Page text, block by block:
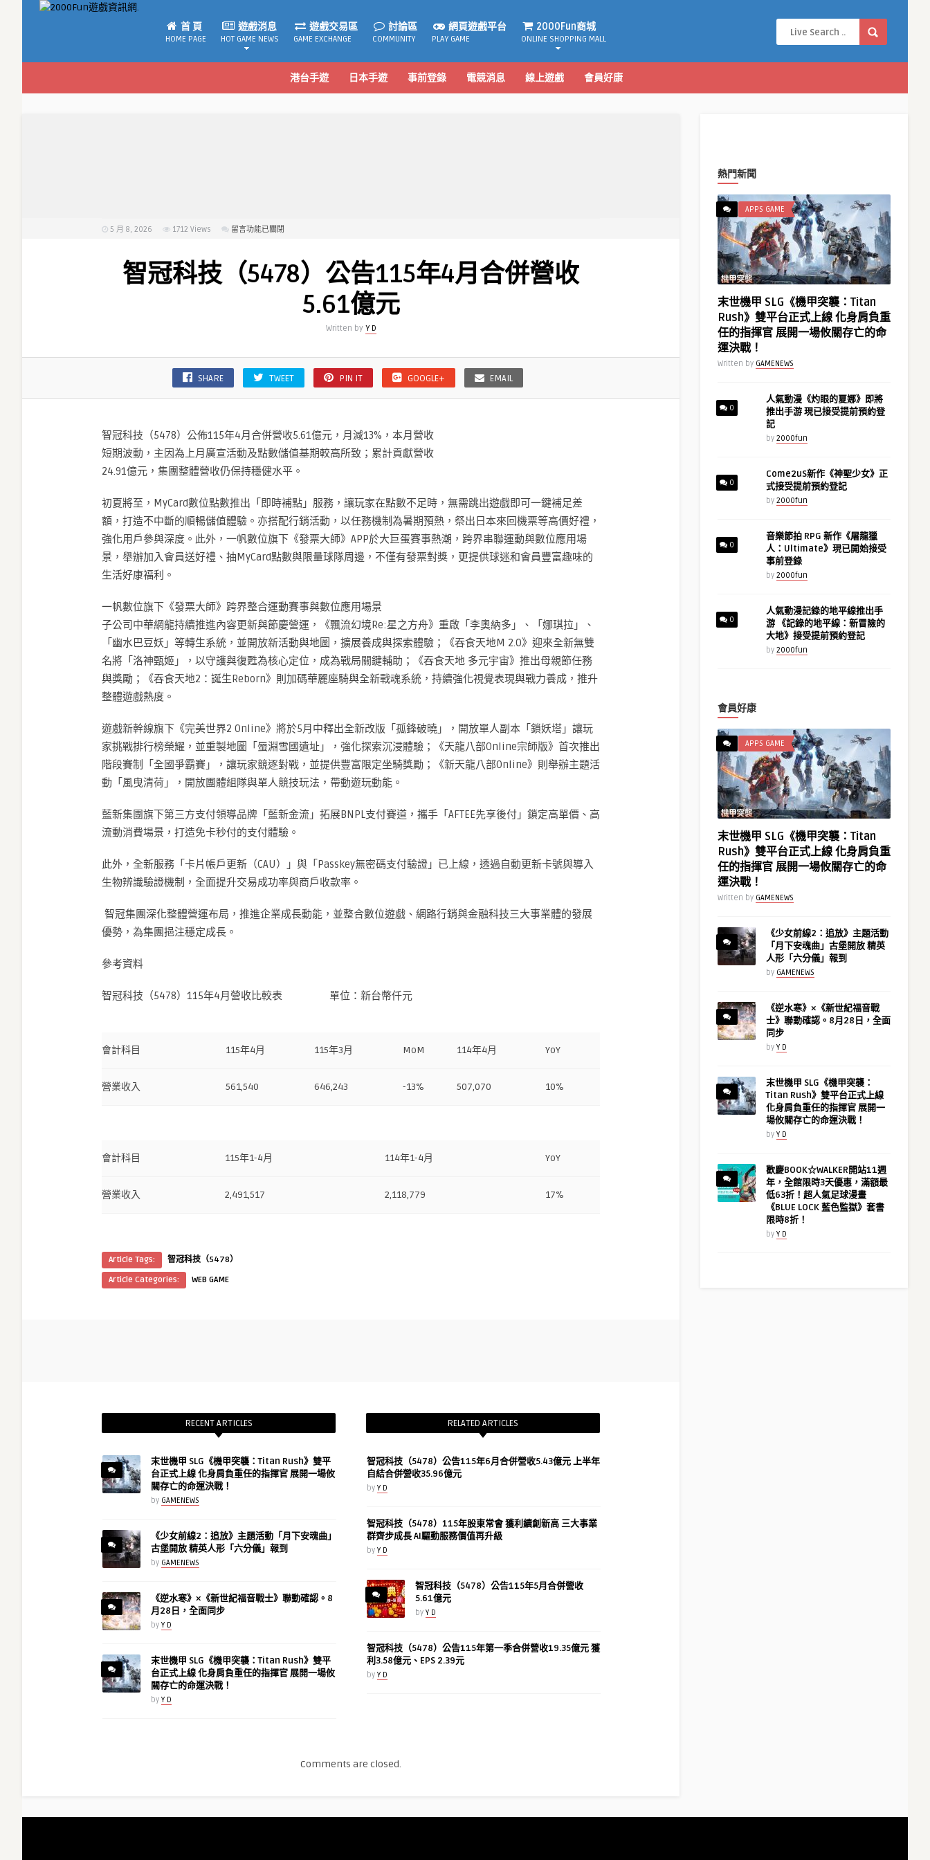
首 頁
HOME PAGE
遊戲消息
HOT GAME NEWS
遊戲交易區
GAME EXCHANGE
討論區
COMMUNITY
網頁遊戲平台
PLAY GAME
2000Fun商城
ONLINE SHOPPING MALL
港台手遊 日本手遊 事前登錄 電競消息 線上遊戲 會員好康
5 月 8, 2026 1712 Views
在
年
月
收
5.61
元〉
中
留言功能已關閉
智冠科技（5478）公告115年4月合併營收
5.61億元
Written by Y D
SHARE TWEET PIN IT GOOGLE+ EMAIL
智冠科技（5478）公佈115年4月合併營收5.61億元，月減13%，本月營收
短期波動，主因為上月廣宣活動及點數儲值基期較高所致；累計貢獻營收
24.91億元，集團整體營收仍保持穩健水平。
初夏將至，MyCard數位點數推出「即時補點」服務，讓玩家在點數不足時，無需跳出遊戲即可一鍵補足差
額，打造不中斷的順暢儲值體驗。亦搭配行銷活動，以任務機制為暑期預熱，祭出日本來回機票等高價好禮，
強化用戶參與深度。此外，一帆數位旗下《發票大師》APP於大巨蛋賽事熱潮，跨界串聯運動與數位應用場
景，舉辦加入會員送好禮、抽MyCard點數與限量球隊周邊，不僅有發票對獎，更提供球迷和會員豐富趣味的
生活好康福利。
一帆數位旗下《發票大師》跨界整合運動賽事與數位應用場景
子公司中華網龍持續推進內容更新與節慶營運，《飄流幻境Re:星之方舟》重啟「李奧納多」、「娜琪拉」、
「幽水巴豆妖」等轉生系統，並開放新活動與地圖，擴展養成與探索體驗；《吞食天地M 2.0》迎來全新無雙
名將「洛神甄姬」，以守護與復甦為核心定位，成為戰局關鍵輔助；《吞食天地 多元宇宙》推出母親節任務
與獎勵；《吞食天地2：誕生Reborn》則加碼華麗座騎與全新戰魂系統，持續強化視覺表現與戰力養成，推升
整體遊戲熱度。
遊戲新幹線旗下《完美世界2 Online》將於5月中釋出全新改版「孤鋒破曉」，開放單人副本「鎖妖塔」讓玩
家挑戰排行榜榮耀，並重製地圖「蜃淵雪國遺址」，強化探索沉浸體驗；《天龍八部Online宗師版》首次推出
階段賽制「全國爭霸賽」，讓玩家競逐對戰，並提供豐富限定坐騎獎勵；《新天龍八部Online》則舉辦主題活
動「風曳清荷」，開放團體組隊與單人競技玩法，帶動遊玩動能。
藍新集團旗下第三方支付領導品牌「藍新金流」拓展BNPL支付賽道，攜手「AFTEE先享後付」鎖定高單價、高
流動消費場景，打造免卡秒付的支付體驗。
此外，全新服務「卡片帳戶更新（CAU）」與「Passkey無密碼支付驗證」已上線，透過自動更新卡號與導入
生物辨識驗證機制，全面提升交易成功率與商戶收款率。
智冠集團深化整體營運布局，推進企業成長動能，並整合數位遊戲、網路行銷與金融科技三大事業體的發展
優勢，為集團挹注穩定成長。
參考資料
智冠科技（5478）115年4月營收比較表 單位：新台幣仟元
會計科目 115年4月 115年3月 MoM 114年4月 YoY
營業收入 561,540 646,243 -13% 507,070 10%
會計科目 115年1-4月 114年1-4月 YoY
營業收入 2,491,517 2,118,779 17%
Article Tags:
智冠科技（5478）
Article Categories:
WEB GAME
RECENT ARTICLES
末世機甲 SLG《機甲突襲：Titan Rush》雙平
台正式上線 化身肩負重任的指揮官 展開一場攸
關存亡的命運決戰！
by GAMENEWS
《少女前線2：追放》主題活動「月下安魂曲」
古堡開放 精英人形「六分儀」報到
by GAMENEWS
《逆水寒》×《新世紀福音戰士》聯動確認。8
月28日，全面同步
by Y D
末世機甲 SLG《機甲突襲：Titan Rush》雙平
台正式上線 化身肩負重任的指揮官 展開一場攸
關存亡的命運決戰！
by Y D
RELATED ARTICLES
智冠科技（5478）公告115年6月合併營收5.43億元 上半年
自結合併營收35.96億元
by Y D
智冠科技（5478）115年股東常會 獲利續創新高 三大事業
群齊步成長 AI驅動服務價值再升級
by Y D
智冠科技（5478）公告115年5月合併營收
5.61億元
by Y D
智冠科技（5478）公告115年第一季合併營收19.35億元 獲
利3.58億元、EPS 2.39元
by Y D
Comments are closed.
熱門新聞
APPS GAME
末世機甲 SLG《機甲突襲：Titan
Rush》雙平台正式上線 化身肩負重
任的指揮官 展開一場攸關存亡的命
運決戰！
Written by GAMENEWS
0
人氣動漫《灼眼的夏娜》即將
推出手游 現已接受提前預約登
記
by 2000fun
0
Come2uS新作《神聖少女》正
式接受提前預約登記
by 2000fun
0
音樂節拍 RPG 新作《屠龍獵
人：Ultimate》現已開始接受
事前登錄
by 2000fun
0
人氣動漫記錄的地平線推出手
游 《記錄的地平線：新冒險的
大地》接受提前預約登記
by 2000fun
會員好康
APPS GAME
末世機甲 SLG《機甲突襲：Titan
Rush》雙平台正式上線 化身肩負重
任的指揮官 展開一場攸關存亡的命
運決戰！
Written by GAMENEWS
《少女前線2：追放》主題活動
「月下安魂曲」古堡開放 精英
人形「六分儀」報到
by GAMENEWS
《逆水寒》×《新世紀福音戰
士》聯動確認。8月28日，全面
同步
by Y D
末世機甲 SLG《機甲突襲：
Titan Rush》雙平台正式上線
化身肩負重任的指揮官 展開一
場攸關存亡的命運決戰！
by Y D
歡慶BOOK☆WALKER開站11週
年，全館限時3天優惠，滿額最
低63折！超人氣足球漫畫
《BLUE LOCK 藍色監獄》套書
限時8折！
by Y D